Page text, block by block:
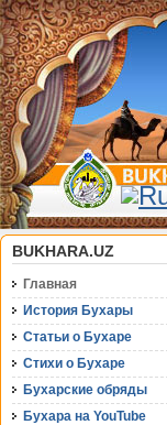
BUKHARA.UZ
Главная
История Бухары
Статьи о Бухаре
Стихи о Бухаре
Бухарские обряды
Бухара на YouTube